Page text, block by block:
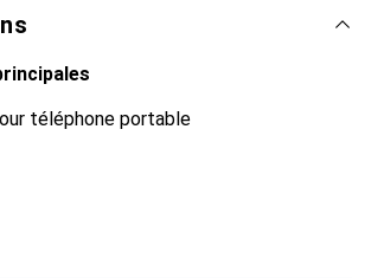
exigeante.
téléphone portable